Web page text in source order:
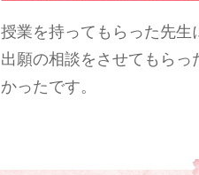
授業を持ってもらった先生
出願の相談をさせてもら
かったです。